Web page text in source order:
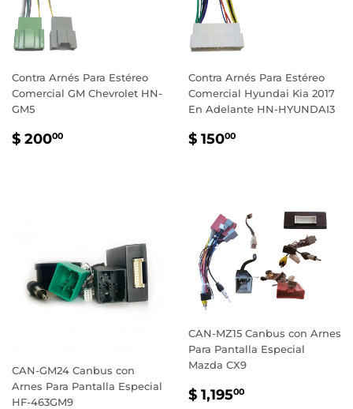
Contra Arnés Para Estéreo
Comercial GM Chevrolet HN-
GM5
PRECIO
$ 20000
Contra Arnés Para Estéreo
Comercial Hyundai Kia 2017
En Adelante HN-HYUNDAI3
PRECIO
$ 15000
CAN-GM24 Canbus con
Arnes Para Pantalla Especial
HF-463GM9
CAN-MZ15 Canbus con Arnes
Para Pantalla Especial
Mazda CX9
PRECIO
$ 1,19500